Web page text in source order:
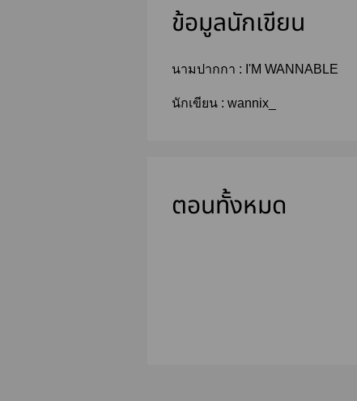
ข้อมูลนักเขียน
นามปากกา : I'M WANNABLE
นักเขียน : wannix_
ตอนทั้งหมด